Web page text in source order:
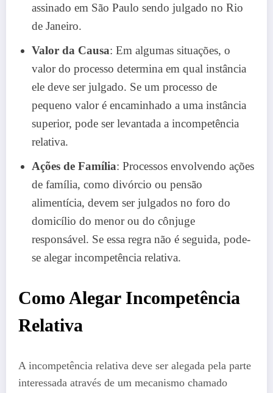
assinado em São Paulo sendo julgado no Rio
de Janeiro.
Valor da Causa: Em algumas situações, o
valor do processo determina em qual instância
ele deve ser julgado. Se um processo de
pequeno valor é encaminhado a uma instância
superior, pode ser levantada a incompetência
relativa.
Ações de Família: Processos envolvendo ações
de família, como divórcio ou pensão
alimentícia, devem ser julgados no foro do
domicílio do menor ou do cônjuge
responsável. Se essa regra não é seguida, pode-
se alegar incompetência relativa.
Como Alegar Incompetência
Relativa
A incompetência relativa deve ser alegada pela parte
interessada através de um mecanismo chamado